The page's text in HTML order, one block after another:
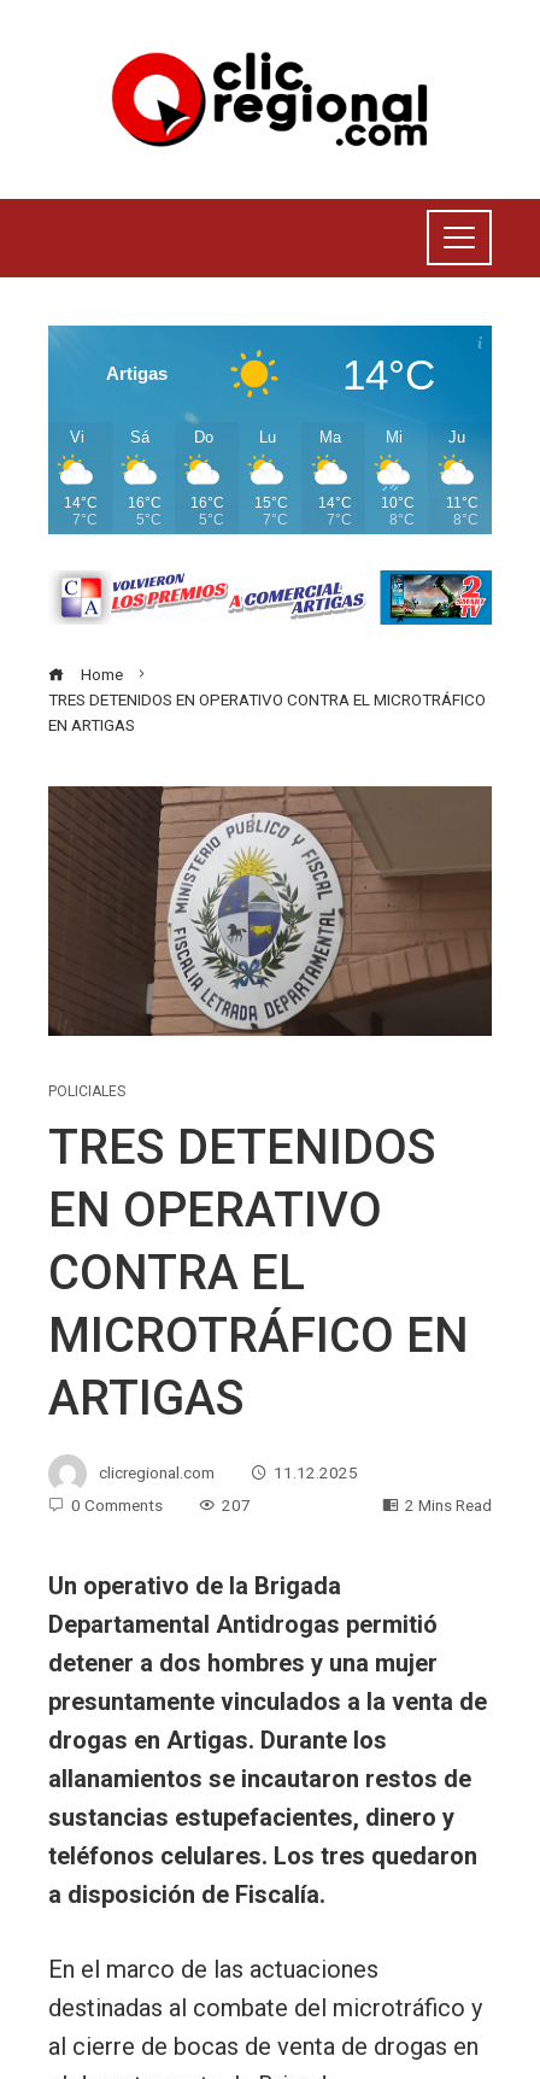
Artigas 14°C
Vi
14°C
7°C
Sá
16°C
5°C
Do
16°C
5°C
Lu
15°C
7°C
Ma
14°C
7°C
Mi
10°C
8°C
Ju
11°C
8°C
Home
TRES DETENIDOS EN OPERATIVO CONTRA EL MICROTRÁFICO
EN ARTIGAS
POLICIALES
TRES DETENIDOS
EN OPERATIVO
CONTRA EL
MICROTRÁFICO EN
ARTIGAS
clicregional.com
11.12.2025
0 Comments
207 2 Mins Read
Un operativo de la Brigada
Departamental Antidrogas permitió
detener a dos hombres y una mujer
presuntamente vinculados a la venta de
drogas en Artigas. Durante los
allanamientos se incautaron restos de
sustancias estupefacientes, dinero y
teléfonos celulares. Los tres quedaron
a disposición de Fiscalía.
En el marco de las actuaciones
destinadas al combate del microtráfico y
al cierre de bocas de venta de drogas en